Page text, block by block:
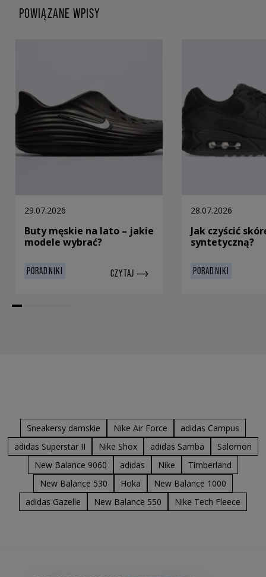
POWIĄZANE WPISY
29.07.2026
Buty męskie na lato – jakie
modele wybrać?
PORADNIKI CZYTAJ
28.07.2026
Jak czyścić
syntetyczną?
PORADNIKI
Sneakersy damskie Nike Air Force
adidas Campus
adidas Superstar II
Nike Shox adidas Samba
Salomon
New Balance 9060
adidas Nike
Timberland
New Balance 530
Hoka
New Balance 1000
adidas Gazelle
New Balance 550 Nike Tech Fleece